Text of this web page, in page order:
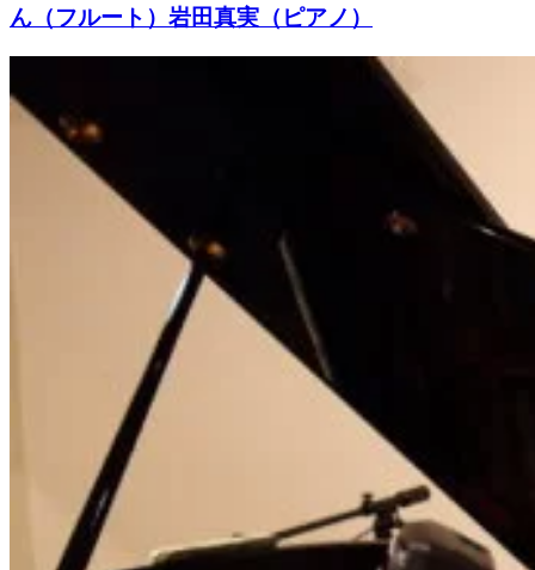
ん（フルート）岩田真実（ピアノ）